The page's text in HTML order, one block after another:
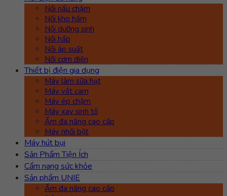
Nồi nấu chậm
Nồi kho hầm
Nồi dưỡng sinh
Nồi hấp
Nồi áp suất
Nồi cơm điện
Thiết bị điện gia dụng
Máy làm sữa hạt
Máy vắt cam
Máy ép chậm
Máy xay sinh tố
Ấm đa năng cao cấp
Máy nhồi bột
Máy hút bụi
Sản Phẩm Tiện Ích
Cẩm nang sức khỏe
Sản phẩm UNIE
Ấm đa năng cao cấp